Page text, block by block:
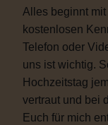
Alles beginnt
kostenlosen
Telefon oder
uns ist wichtig.
Hochzeitstag
vertraut und bei
Euch für mich